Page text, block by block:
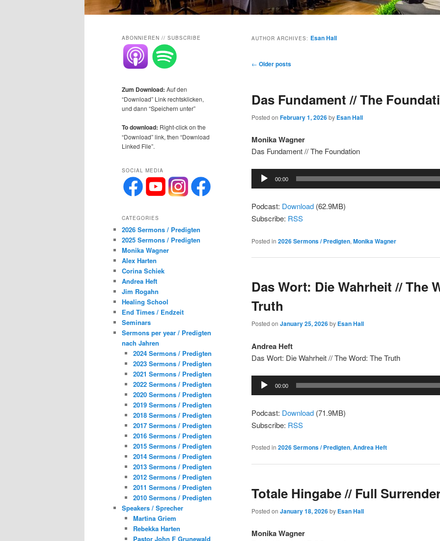
AUTHOR ARCHIVES: Esan Hall
Post
← Older posts
Das Fundament // The
Posted on February 1, 2026by Esan Hall
Monika Wagner
Das Fundament // The Foundation
Audio
Player
00:00
Podcast: Download (62.9MB)
Subscribe: RSS
Posted in 2026 Sermons / Predigten, Monika Wagner
Das Wort: Die Wahrheit // The
Truth
Posted on January 25, 2026by Esan Hall
Andrea Heft
Das Wort: Die Wahrheit // The Word: The Truth
Audio
00:00
Podcast: Download (71.9MB)
Subscribe: RSS
Posted in 2026 Sermons / Predigten, Andrea Heft
Totale Hingabe // Full
Posted on January 18, 2026by Esan Hall
Monika Wagner
ABONNIEREN // SUBSCRIBE
Zum Download: Auf den
“Download” Link rechtsklicken,
und dann “Speichern unter”
To download: Right-click on the
“Download” link, then “Download
Linked File”.
SOCIAL MEDIA
CATEGORIES
2026 Sermons / Predigten
2025 Sermons / Predigten
Monika Wagner
Alex Harten
Corina Schiek
Andrea Heft
Jim Rogahn
Healing School
End Times / Endzeit
Seminars
Sermons per year / Predigten
nach Jahren
2024 Sermons / Predigten
2023 Sermons / Predigten
2021 Sermons / Predigten
2022 Sermons / Predigten
2020 Sermons / Predigten
2019 Sermons / Predigten
2018 Sermons / Predigten
2017 Sermons / Predigten
2016 Sermons / Predigten
2015 Sermons / Predigten
2014 Sermons / Predigten
2013 Sermons / Predigten
2012 Sermons / Predigten
2011 Sermons / Predigten
2010 Sermons / Predigten
Speakers / Sprecher
Martina Griem
Rebekka Harten
Pastor John F Grunewald